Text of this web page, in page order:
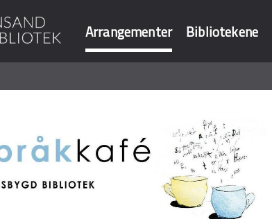
Arrangementer Bibliotekene